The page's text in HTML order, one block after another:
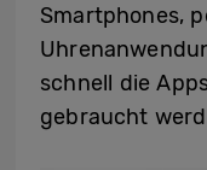
Smartphones,
schnell die
gebraucht